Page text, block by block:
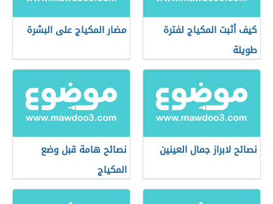
كيف أثبت المكياج لفترة
طويلة
مضار المكياج على البشرة
نصائح لابراز جمال العينين
نصائح هامة قبل وضع
المكياج